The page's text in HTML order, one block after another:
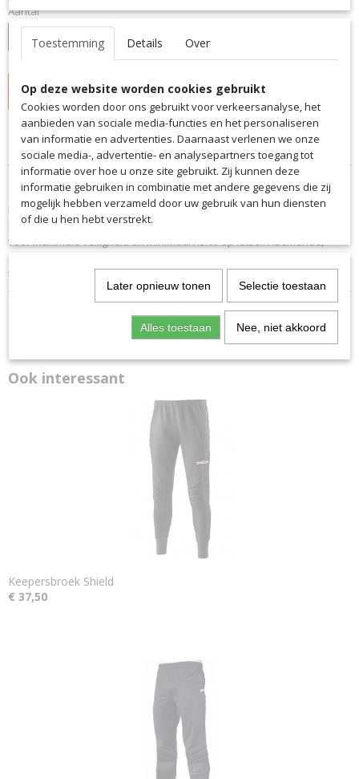
Aantal
IN WINKELWAGEN
Specificaties
Productcode
9930
EAN code
9930
Productcode leverancier
Omschrijving
Professionele onderbroek voor de ambitieuze keeper. Perfecte
bescherming dankzij anatomisch geplaatste vulling op de dijen en rug
voor maximale veiligheid en minimaal risico op letsel. Ademende,
duurzame kwaliteit met mesh-inzetstuk op de rug voor een betere
vochtafvoer.
Ook interessant
Keepersbroek Shield
€ 37,50
Toestemming Details Over
Op deze website worden cookies gebruikt
Cookies worden door ons gebruikt voor verkeersanalyse, het
aanbieden van sociale media-functies en het personaliseren
van informatie en advertenties. Daarnaast verlenen we onze
sociale media-, advertentie- en analysepartners toegang tot
informatie over hoe u onze site gebruikt. Zij kunnen deze
informatie gebruiken in combinatie met andere gegevens die zij
mogelijk hebben verzameld door uw gebruik van hun diensten
of die u hen hebt verstrekt.
Later opnieuw tonen Selectie toestaan
Alles toestaan Nee, niet akkoord